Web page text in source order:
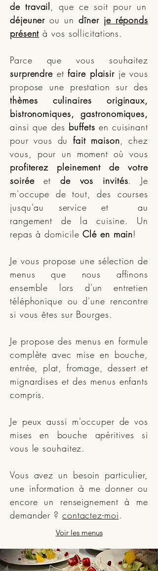
de travail, que ce soit pour un
déjeunerou undîner je réponds
présent à vos sollicitations.
Parce que vous souhaitez
surprendre etfaire plaisir je vous
propose une prestation sur des
thèmes culinaires originaux,
bistronomiques, gastronomiques,
ainsi que des buffets en cuisinant
pour vous dufait maison, chez
vous, pour un moment où vous
profiterez pleinement de votre
soiréeet de vos invités. Je
m'occupe de tout, des courses
jusqu'au service et au
rangement de la cuisine. Un
repas à domicileClé en main!
Je vous propose une sélection de
menus que nous affinons
ensemble lors d'un entretien
téléphonique ou d'une rencontre
si vous êtes sur Bourges.
Je propose des menus en formule
complète avec mise en bouche,
entrée, plat, fromage, dessert et
mignardises et des menus enfants
compris.
Je peux aussi m'occuper de vos
mises en bouche apéritives si
vous le souhaitez.
Vous avez un besoin particulier,
une information à me donner ou
encore un renseignement à me
demander ? contactez-moi.
Voir les menus